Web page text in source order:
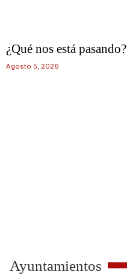
¿Qué nos está pasando?
Agosto 5, 2026
Ayuntamientos